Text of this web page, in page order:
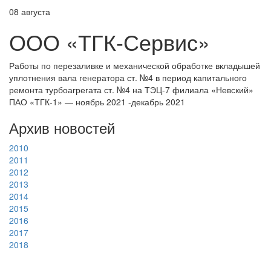
08 августа
ООО «ТГК-Сервис»
Работы по перезаливке и механической обработке вкладышей
уплотнения вала генератора ст. №4 в период капитального
ремонта турбоагрегата ст. №4 на ТЭЦ-7 филиала «Невский»
ПАО «ТГК-1» — ноябрь 2021 -декабрь 2021
Архив новостей
2010
2011
2012
2013
2014
2015
2016
2017
2018